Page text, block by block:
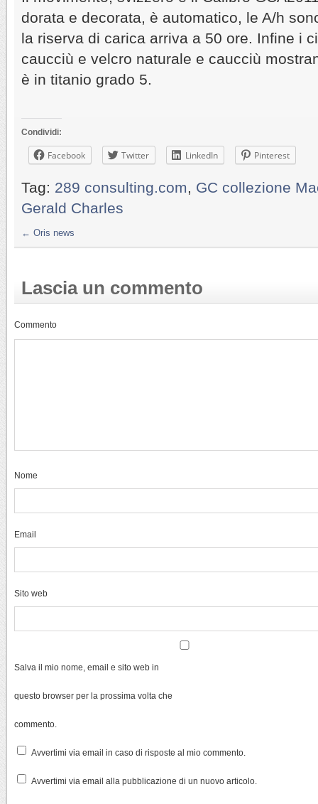
dorata e decorata, è automatico, le A/h
la riserva di carica arriva a 50 ore. Infine i
caucciù e velcro naturale e caucciù
è in titanio grado 5.
Condividi:
Facebook Twitter LinkedIn Pinterest
Tag: 289 consulting.com
GC collezione
Gerald Charles
← Oris news
Lascia un commento
Commento
Nome
Email
Sito web
Salva il mio nome, email e sito web in
questo browser per la prossima volta che
commento.
Avvertimi via email in caso di risposte al mio commento.
Avvertimi via email alla pubblicazione di un nuovo articolo.